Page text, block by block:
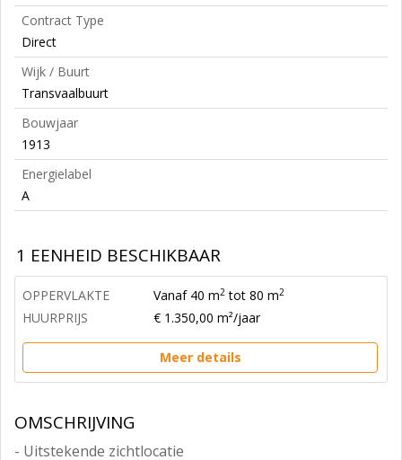
Contract Type
Direct
Wijk / Buurt
Transvaalbuurt
Bouwjaar
1913
Energielabel
A
1 EENHEID BESCHIKBAAR
OPPERVLAKTE Vanaf 40 m2 tot 80 m2
HUURPRIJS € 1.350,00 m²/jaar
Meer details
OMSCHRIJVING
- Uitstekende zichtlocatie